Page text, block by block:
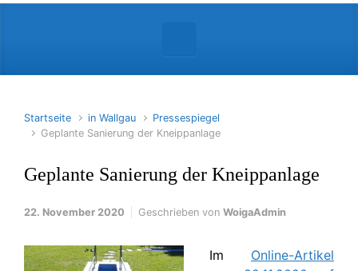
Startseite in Wallgau
Pressespiegel
Geplante Sanierung der Kneippanlage
Geplante Sanierung der Kneippanlage
22. November 2020 Geschrieben von WoigaAdmin
Im Online-Artikel